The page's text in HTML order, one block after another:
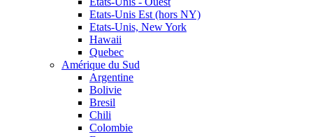
Etats-Unis Est (hors NY)
Etats-Unis, New York
Hawaii
Quebec
Amérique du Sud
Argentine
Bolivie
Bresil
Chili
Colombie